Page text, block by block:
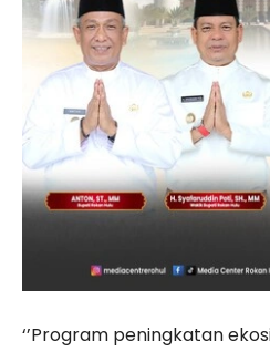
‘’Program peningkatan